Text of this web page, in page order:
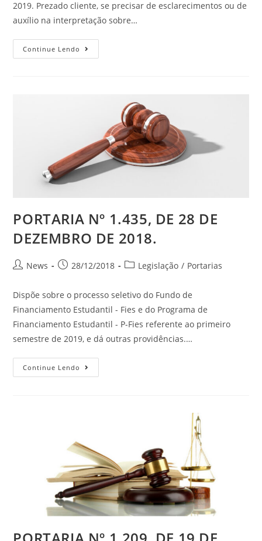
2019. Prezado cliente, se precisar de esclarecimentos ou de
auxílio na interpretação sobre…
Continue Lendo
PORTARIA Nº 1.435, DE 28 DE
DEZEMBRO DE 2018.
News 28/12/2018 Legislação / Portarias
Dispõe sobre o processo seletivo do Fundo de
Financiamento Estudantil - Fies e do Programa de
Financiamento Estudantil - P-Fies referente ao primeiro
semestre de 2019, e dá outras providências.…
Continue Lendo